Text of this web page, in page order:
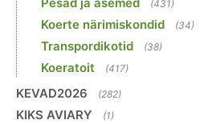
(431)
Koerte närimiskondid (34)
Transpordikotid (38)
Koeratoit (417)
KEVAD2026 (282)
KIKS AVIARY (1)